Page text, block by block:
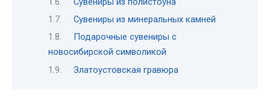
Сувениры из минеральных камней
Подарочные сувениры с
новосибирской символикой
Златоустовская гравюра